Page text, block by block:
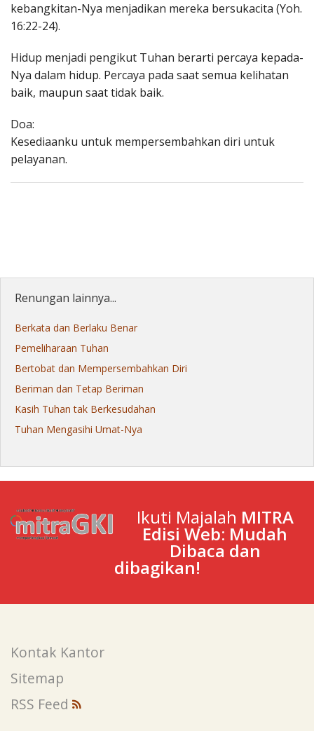
kebangkitan-Nya menjadikan mereka bersukacita (Yoh.
16:22-24).
Hidup menjadi pengikut Tuhan berarti percaya kepada-
Nya dalam hidup. Percaya pada saat semua kelihatan
baik, maupun saat tidak baik.
Doa:
Kesediaanku untuk mempersembahkan diri untuk
pelayanan.
Renungan lainnya...
Berkata dan Berlaku Benar
Pemeliharaan Tuhan
Bertobat dan Mempersembahkan Diri
Beriman dan Tetap Beriman
Kasih Tuhan tak Berkesudahan
Tuhan Mengasihi Umat-Nya
Ikuti Majalah MITRA
Edisi Web: Mudah
Dibaca dan
dibagikan!
Kontak Kantor
Sitemap
RSS Feed